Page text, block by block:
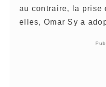
au contraire, la prise
elles, Omar Sy a